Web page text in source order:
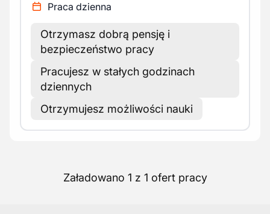
Praca dzienna
Otrzymasz dobrą pensję i
bezpieczeństwo pracy
Pracujesz w stałych godzinach
dziennych
Otrzymujesz możliwości nauki
Załadowano 1 z 1 ofert pracy